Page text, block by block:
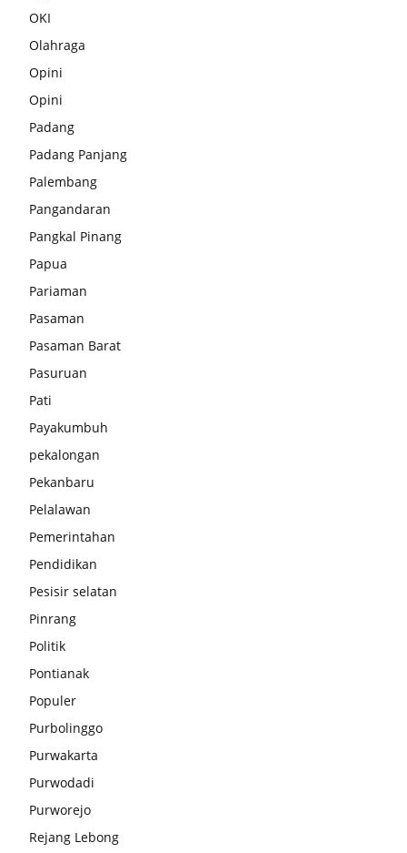
OKI
Olahraga
Opini
Opini
Padang
Padang Panjang
Palembang
Pangandaran
Pangkal Pinang
Papua
Pariaman
Pasaman
Pasaman Barat
Pasuruan
Pati
Payakumbuh
pekalongan
Pekanbaru
Pelalawan
Pemerintahan
Pendidikan
Pesisir selatan
Pinrang
Politik
Pontianak
Populer
Purbolinggo
Purwakarta
Purwodadi
Purworejo
Rejang Lebong